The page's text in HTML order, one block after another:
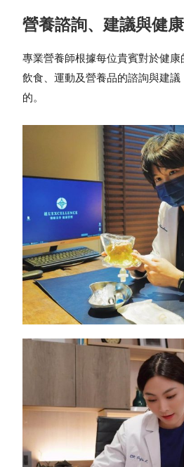
營養諮詢、建議與健
專業營養師根據每位貴賓對於健
飲食、運動及營養品的諮詢與建議
的。